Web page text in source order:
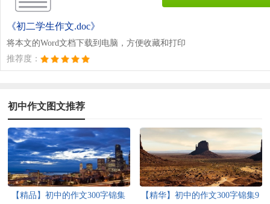
《初二学生作文.doc》
将本文的Word文档下载到电脑，方便收藏和打印
推荐度：
初中作文图文推荐
【精品】初中的作文300字锦集
【精华】初中的作文300字锦集9